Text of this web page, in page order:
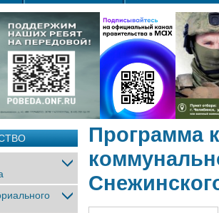
Программа